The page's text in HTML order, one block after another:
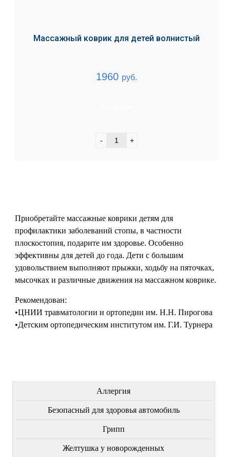
Массажный коврик для детей волнистый
1960 руб.
- +
Приобретайте массажные коврики детям для
профилактики заболеваний стопы, в частности
плоскостопия, подарите им здоровье. Особенно
эффективны для детей до года. Дети с большим
удовольствием выполняют прыжки, ходьбу на пяточках,
мысочках и различные движения на массажном коврике.
Рекомендован:
•ЦНИИ травматологии и ортопедии им. Н.Н. Пирогова
•Детским ортопедическим институтом им. Г.И. Турнера
Аллергия
Безопасный для здоровья автомобиль
Грипп
Желтушка у новорожденных